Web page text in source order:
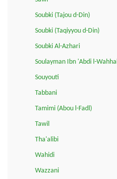
Soubki (Tajou d-Din)
Soubki (Taqiyyou d-Din)
Soubki Al-Azhari
Soulayman Ibn 'Abdi l-
Souyouti
Tabbani
Tamimi (Abou l-Fadl)
Tawil
Tha'alibi
Wahidi
Wazzani